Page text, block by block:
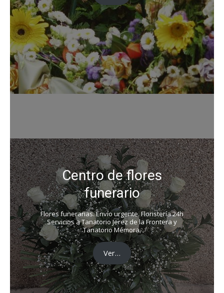
Centro de flores
funerario
Flores funerarias. Envío urgente. Floristería 24h
Servicios a Tanatorio Jerez de la Frontera y
Tanatorio Mémora.
Ver…